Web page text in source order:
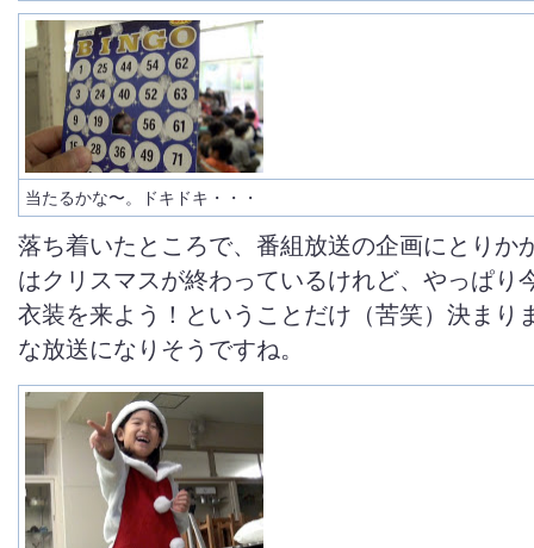
当たるかな〜。ドキドキ・・・
落ち着いたところで、番組放送の企画にとりか
はクリスマスが終わっているけれど、やっぱり
衣装を来よう！ということだけ（苦笑）決まり
な放送になりそうですね。